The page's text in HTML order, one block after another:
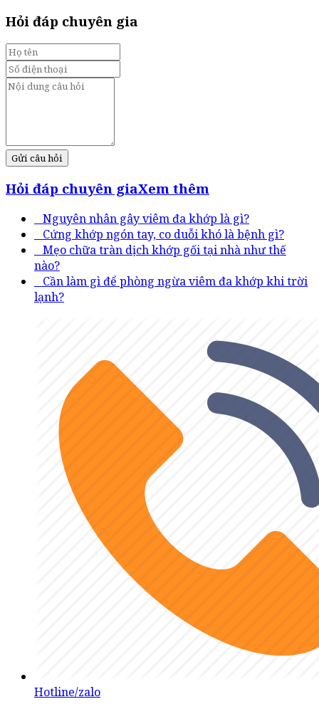
Hỏi đáp chuyên gia
Gửi câu hỏi
Hỏi đáp chuyên giaXem thêm
Nguyên nhân gây viêm đa khớp là gì?
Cứng khớp ngón tay, co duỗi khó là bệnh gì?
Mẹo chữa tràn dịch khớp gối tại nhà như thế
nào?
Cần làm gì để phòng ngừa viêm đa khớp khi trời
lạnh?
Hotline/zalo